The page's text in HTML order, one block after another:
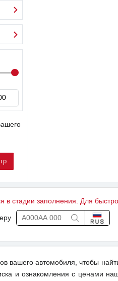
в стадии заполнения. Для
вашего автомобиля, чтобы
и ознакомления с ценами